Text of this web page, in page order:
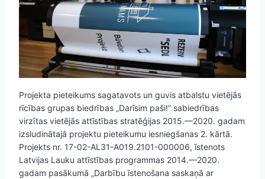
Projekta pieteikums sagatavots un guvis atbalstu vietējās
rīcības grupas biedrības „Darīsim paši!” sabiedrības
virzītas vietējās attīstības stratēģijas 2015.—2020. gadam
izsludinātajā projektu pieteikumu iesniegšanas 2. kārtā.
Projekts nr. 17-02-AL31-A019.2101-000006, īstenots
Latvijas Lauku attīstības programmas 2014.—2020.
gadam pasākumā „Darbību īstenošana saskaņā ar